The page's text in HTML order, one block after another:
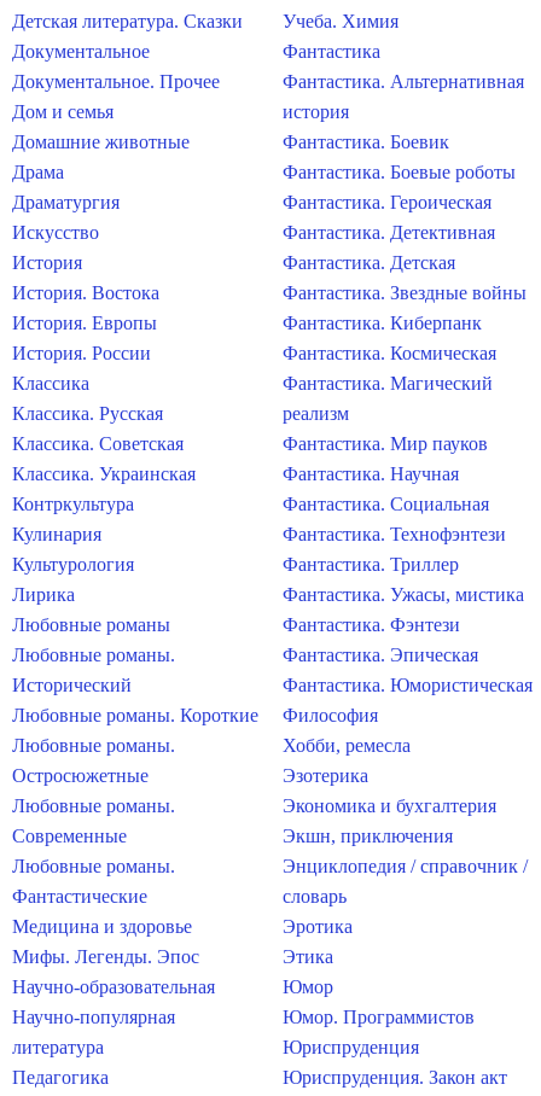
Детская литература. Сказки
Документальное
Документальное. Прочее
Дом и семья
Домашние животные
Драма
Драматургия
Искусство
История
История. Востока
История. Европы
История. России
Классика
Классика. Русская
Классика. Советская
Классика. Украинская
Контркультура
Кулинария
Культурология
Лирика
Любовные романы
Любовные романы.
Исторический
Любовные романы. Короткие
Любовные романы.
Остросюжетные
Любовные романы.
Современные
Любовные романы.
Фантастические
Медицина и здоровье
Мифы. Легенды. Эпос
Научно-образовательная
Научно-популярная
литература
Педагогика
Учеба. Химия
Фантастика
Фантастика. Альтернативная
история
Фантастика. Боевик
Фантастика. Боевые роботы
Фантастика. Героическая
Фантастика. Детективная
Фантастика. Детская
Фантастика. Звездные войны
Фантастика. Киберпанк
Фантастика. Космическая
Фантастика. Магический
реализм
Фантастика. Мир пауков
Фантастика. Научная
Фантастика. Социальная
Фантастика. Технофэнтези
Фантастика. Триллер
Фантастика. Ужасы, мистика
Фантастика. Фэнтези
Фантастика. Эпическая
Фантастика. Юмористическая
Философия
Хобби, ремесла
Эзотерика
Экономика и бухгалтерия
Экшн, приключения
Энциклопедия / справочник /
словарь
Эротика
Этика
Юмор
Юмор. Программистов
Юриспруденция
Юриспруденция. Закон акт